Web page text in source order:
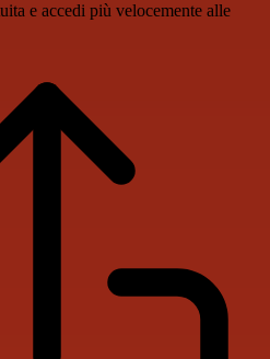
e accedi più velocemente alle